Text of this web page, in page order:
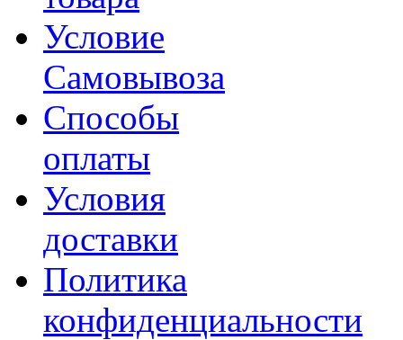
Условие
Самовывоза
Способы
оплаты
Условия
доставки
Политика
конфиденциальности